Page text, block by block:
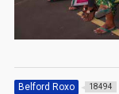
Belford Roxo 18494